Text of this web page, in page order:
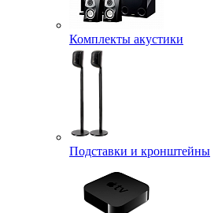
Комплекты акустики
Подставки и кронштейны